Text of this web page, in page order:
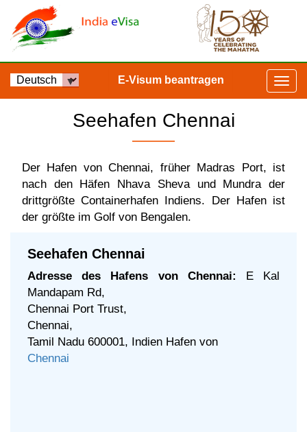
E-Visum beantragen
Seehafen Chennai
Der Hafen von Chennai, früher Madras Port, ist
nach den Häfen Nhava Sheva und Mundra der
drittgrößte Containerhafen Indiens. Der Hafen ist
der größte im Golf von Bengalen.
Seehafen Chennai
Adresse des Hafens von Chennai: E Kal
Mandapam Rd,
Chennai Port Trust,
Chennai,
Tamil Nadu 600001, Indien Hafen von
Chennai